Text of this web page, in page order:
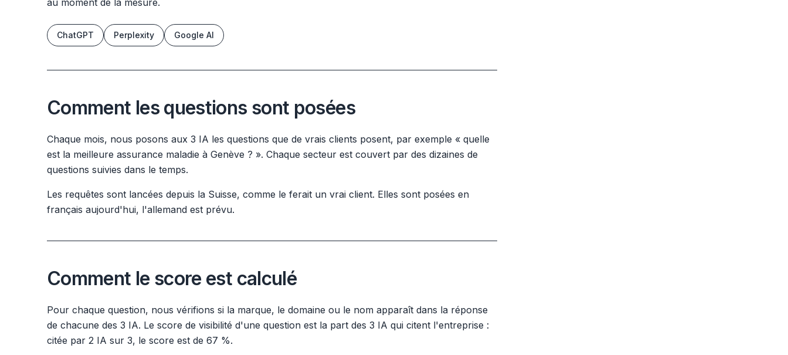
au moment de la mesure.
ChatGPT Perplexity Google AI
Comment les questions sont posées
Chaque mois, nous posons aux 3 IA les questions que de vrais clients posent, par exemple « quelle
est la meilleure assurance maladie à Genève ? ». Chaque secteur est couvert par des dizaines de
questions suivies dans le temps.
Les requêtes sont lancées depuis la Suisse, comme le ferait un vrai client. Elles sont posées en
français aujourd'hui, l'allemand est prévu.
Comment le score est calculé
Pour chaque question, nous vérifions si la marque, le domaine ou le nom apparaît dans la réponse
de chacune des 3 IA. Le score de visibilité d'une question est la part des 3 IA qui citent l'entreprise :
citée par 2 IA sur 3, le score est de 67 %.